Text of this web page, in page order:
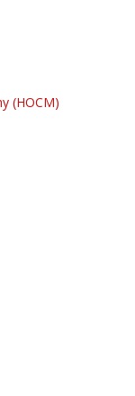
(HOCM)